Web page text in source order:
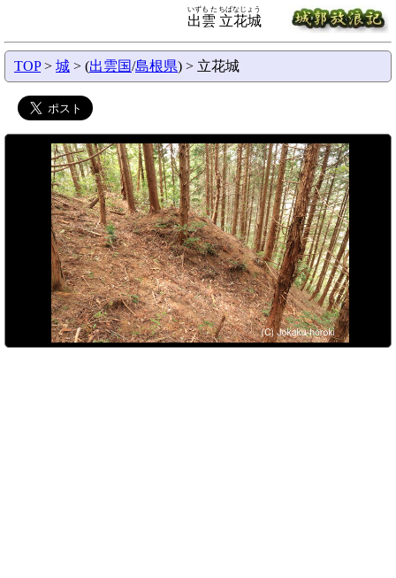
出雲 立花城
いずも たちばなじょう
TOP> 城 > (出雲国/島根県) > 立花城